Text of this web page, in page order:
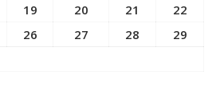
19 20 21
22
26 27 28
29